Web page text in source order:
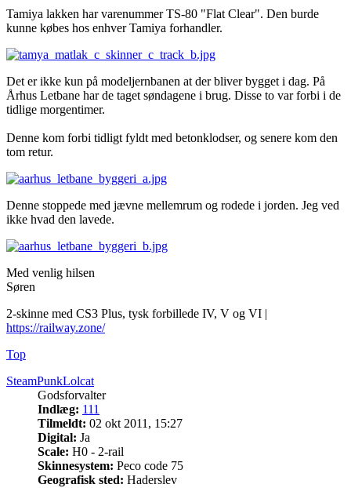
Tamiya lakken har varenummer TS-80 "Flat Clear". Den burde
kunne købes hos enhver Tamiya forhandler.
Det er ikke kun på modeljernbanen at der bliver bygget i dag. På
Århus Letbane har de taget søndagene i brug. Disse to var forbi i de
tidlige morgentimer.
Denne kom forbi tidligt fyldt med betonklodser, og senere kom den
tom retur.
Denne stoppede med jævne mellemrum og rodede i jorden. Jeg ved
ikke hvad den lavede.
Med venlig hilsen
Søren
2-skinne med CS3 Plus, tysk forbillede IV, V og VI |
https://railway.zone/
Top
SteamPunkLolcat
Godsforvalter
Indlæg: 111
Tilmeldt: 02 okt 2011, 15:27
Digital: Ja
Scale: H0 - 2-rail
Skinnesystem: Peco code 75
Geografisk sted: Haderslev